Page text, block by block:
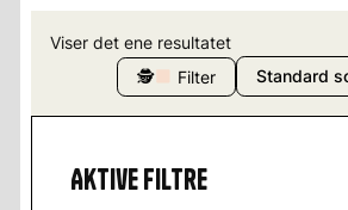
Viser det ene resultatet
🕵
Filter
Aktive filtre